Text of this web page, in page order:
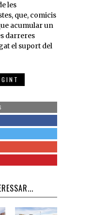
les
que, comicis
acumular un
darreres
el suport del